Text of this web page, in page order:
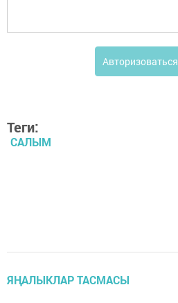
Авторизоваться
Теги:
САЛЫМ
ЯҢАЛЫКЛАР ТАСМАСЫ